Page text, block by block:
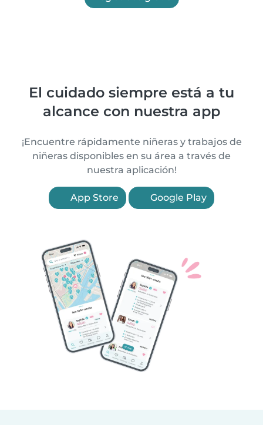
El cuidado siempre está a tu
alcance con nuestra app
¡Encuentre rápidamente niñeras y trabajos de
niñeras disponibles en su área a través de
nuestra aplicación!
App Store Google Play